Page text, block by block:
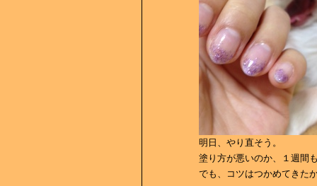
明日、やり直そう。
塗り方が悪いのか、１週間
でも、コツはつかめてきた